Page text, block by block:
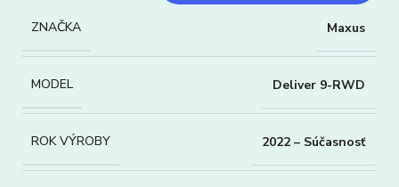
ZNAČKA Maxus
MODEL Deliver 9-RWD
ROK VÝROBY 2022 – Súčasnosť